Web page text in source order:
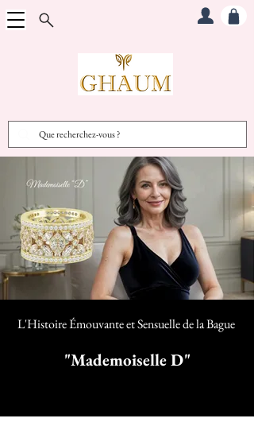
L'Histoire Émouvante et Sensuelle de la Bague
"Mademoiselle D"